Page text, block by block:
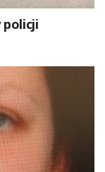
policji